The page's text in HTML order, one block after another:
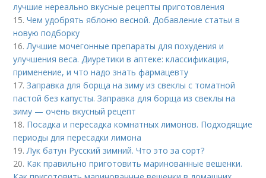
лучшие нереально вкусные рецепты приготовления
15.Чем удобрять яблоню весной. Добавление статьи в
новую подборку
16.Лучшие мочегонные препараты для похудения и
улучшения веса. Диуретики в аптеке: классификация,
применение, и что надо знать фармацевту
17.Заправка для борща на зиму из свеклы с томатной
пастой без капусты. Заправка для борща из свеклы на
зиму — очень вкусный рецепт
18. Посадка и пересадка комнатных лимонов. Подходящие
периоды для пересадки лимона
19.Лук батун Русский зимний. Что это за сорт?
20. Как правильно приготовить маринованные вешенки.